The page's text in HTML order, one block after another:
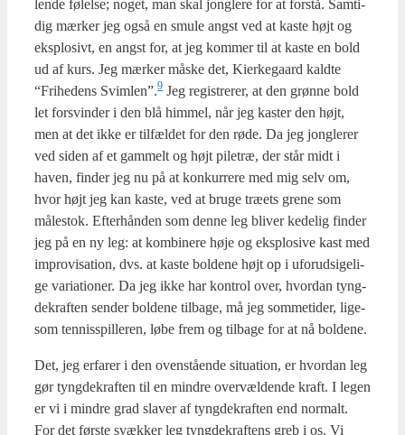
len­de følel­se; noget, man skal jong­le­re for at for­stå. Sam­ti­
dig mær­ker jeg også en smu­le angst ved at kaste højt og
eks­plo­sivt, en angst for, at jeg kom­mer til at kaste en bold
ud af kurs. Jeg mær­ker måske det, Kier­ke­gaard kald­te
“Fri­he­dens Svimlen”.9 Jeg regi­stre­rer, at den grøn­ne bold
let for­svin­der i den blå him­mel, når jeg kaster den højt,
men at det ikke er til­fæl­det for den røde. Da jeg jong­le­rer
ved siden af et gam­melt og højt pile­træ, der står midt i
haven, fin­der jeg nu på at kon­kur­re­re med mig selv om,
hvor højt jeg kan kaste, ved at bru­ge træ­ets gre­ne som
måle­stok. Efter­hån­den som den­ne leg bli­ver kede­lig fin­der
jeg på en ny leg: at kom­bi­ne­re høje og eks­plo­si­ve kast med
impro­vi­sa­tion, dvs. at kaste bol­de­ne højt op i ufor­ud­si­ge­li­
ge vari­a­tio­ner. Da jeg ikke har kon­trol over, hvor­dan tyng­
de­kraf­ten sen­der bol­de­ne til­ba­ge, må jeg som­me­ti­der, lige­
som ten­nis­spil­le­ren, løbe frem og til­ba­ge for at nå bol­de­ne.
Det, jeg erfa­rer i den oven­stå­en­de situ­a­tion, er hvor­dan leg
gør tyng­de­kraf­ten til en min­dre over­væl­den­de kraft. I legen
er vi i min­dre grad sla­ver af tyng­de­kraf­ten end nor­malt.
For det før­ste svæk­ker leg tyng­de­kraf­tens greb i os. Vi